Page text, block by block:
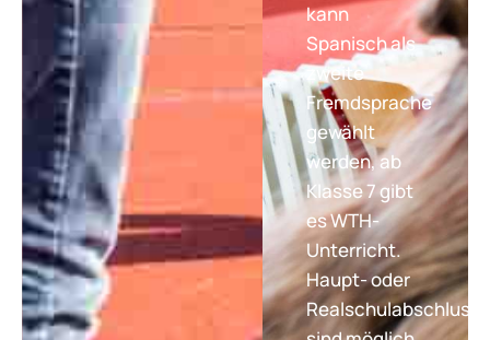
kann
Spanisch als
zweite
Fremdsprache
gewählt
werden, ab
Klasse 7 gibt
es WTH-
Unterricht.
Haupt- oder
Realschulabschluss